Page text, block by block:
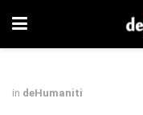
in deHumaniti